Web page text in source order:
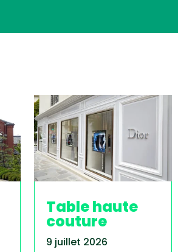
Table haute
couture
9 juillet 2026